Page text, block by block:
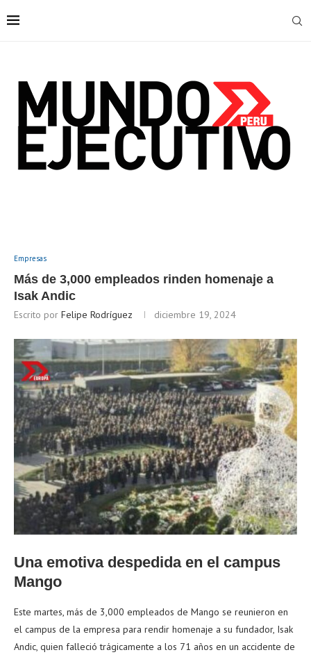
Empresas
Más de 3,000 empleados rinden homenaje a
Isak Andic
Escrito por Felipe Rodríguez diciembre 19, 2024
Una emotiva despedida en el campus
Mango
Este martes, más de 3,000 empleados de Mango se reunieron en
el campus de la empresa para rendir homenaje a su fundador, Isak
Andic, quien falleció trágicamente a los 71 años en un accidente de